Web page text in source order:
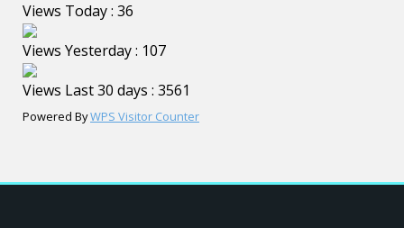
Views Today : 36
Views Yesterday : 107
Views Last 30 days : 3561
Powered ByWPS Visitor Counter